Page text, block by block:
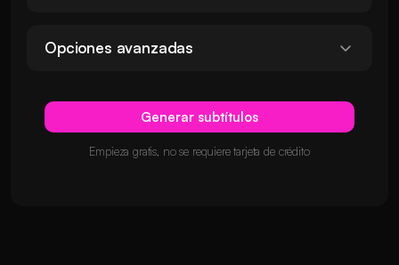
Opciones avanzadas
Generar subtítulos
Empieza gratis, no se requiere tarjeta de crédito